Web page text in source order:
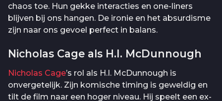
chaos toe. Hun gekke interacties en one-liners
blijven bij ons hangen. De ironie en het absurdisme
zijn naar ons gevoel perfect in balans.
Nicholas Cage als H.I. McDunnough
Nicholas Cage’s rol als H.I. McDunnough is
onvergetelijk. Zijn komische timing is geweldig en
tilt de film naar een hoger niveau. Hij speelt een ex-